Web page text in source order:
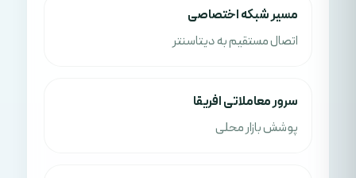
مسیر شبکه اختصاصی
اتصال مستقیم به دیتاسنتر
سرور معاملاتی افریقا
پوشش بازار محلی